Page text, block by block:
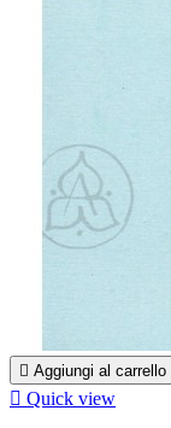
 Aggiungi al carrello
 Quick view